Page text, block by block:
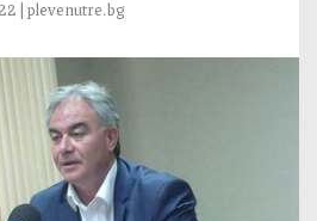
| plevenutre.bg